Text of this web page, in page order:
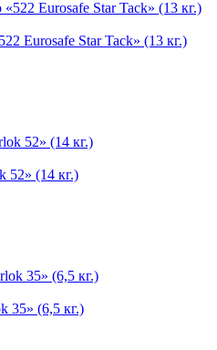
Eurosafe Star Tack» (13 кг.)
52» (14 кг.)
35» (6,5 кг.)